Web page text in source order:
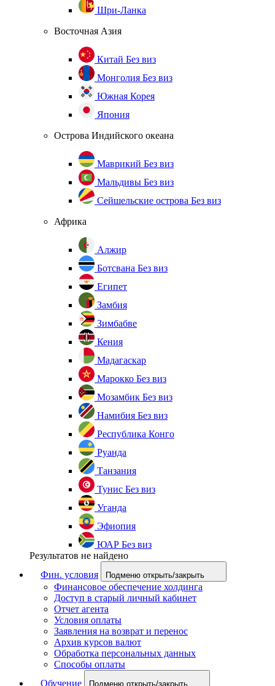
Шри-Ланка
Восточная Азия
Китай Без виз
Монголия Без виз
Южная Корея
Япония
Острова Индийского океана
Маврикий Без виз
Мальдивы Без виз
Сейшельские острова Без виз
Африка
Алжир
Ботсвана Без виз
Египет
Замбия
Зимбабве
Кения
Мадагаскар
Марокко Без виз
Мозамбик Без виз
Намибия Без виз
Республика Конго
Руанда
Танзания
Тунис Без виз
Уганда
Эфиопия
ЮАР Без виз
Результатов не найдено
Фин. условия
Подменю открыть/закрыть
Финансовое обеспечение холдинга
Доступ в старый личный кабинет
Отчет агента
Условия оплаты
Заявления на возврат и перенос
Архив курсов валют
Обработка персональных данных
Способы оплаты
Обучение
Подменю открыть/закрыть